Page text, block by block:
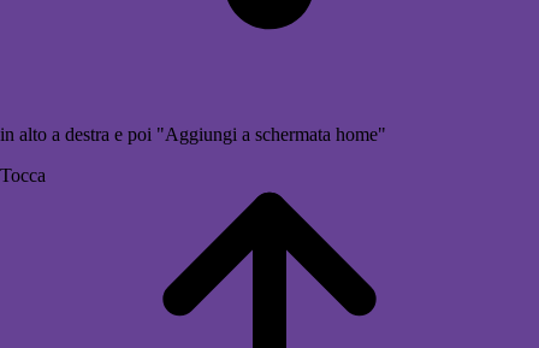
in alto a destra e poi "Aggiungi a schermata home"
Tocca